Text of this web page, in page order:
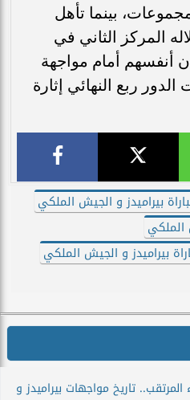
بينما تأهل
المركز الثاني في
أنفسهم أمام مواجهة
ربع النهائي إثارة
بيراميدز و الجيش الملكي
الملكي
بيراميدز و الجيش الملكي
المرتقب.. تاريخ مواجهات بيراميدز و